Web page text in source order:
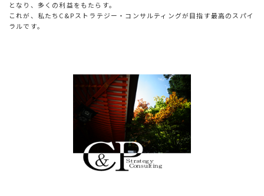
となり、多くの利益をもたらす。
これが、私たちC&Pストラテジー・コンサルティングが目指す最高のスパイ
ラルです。